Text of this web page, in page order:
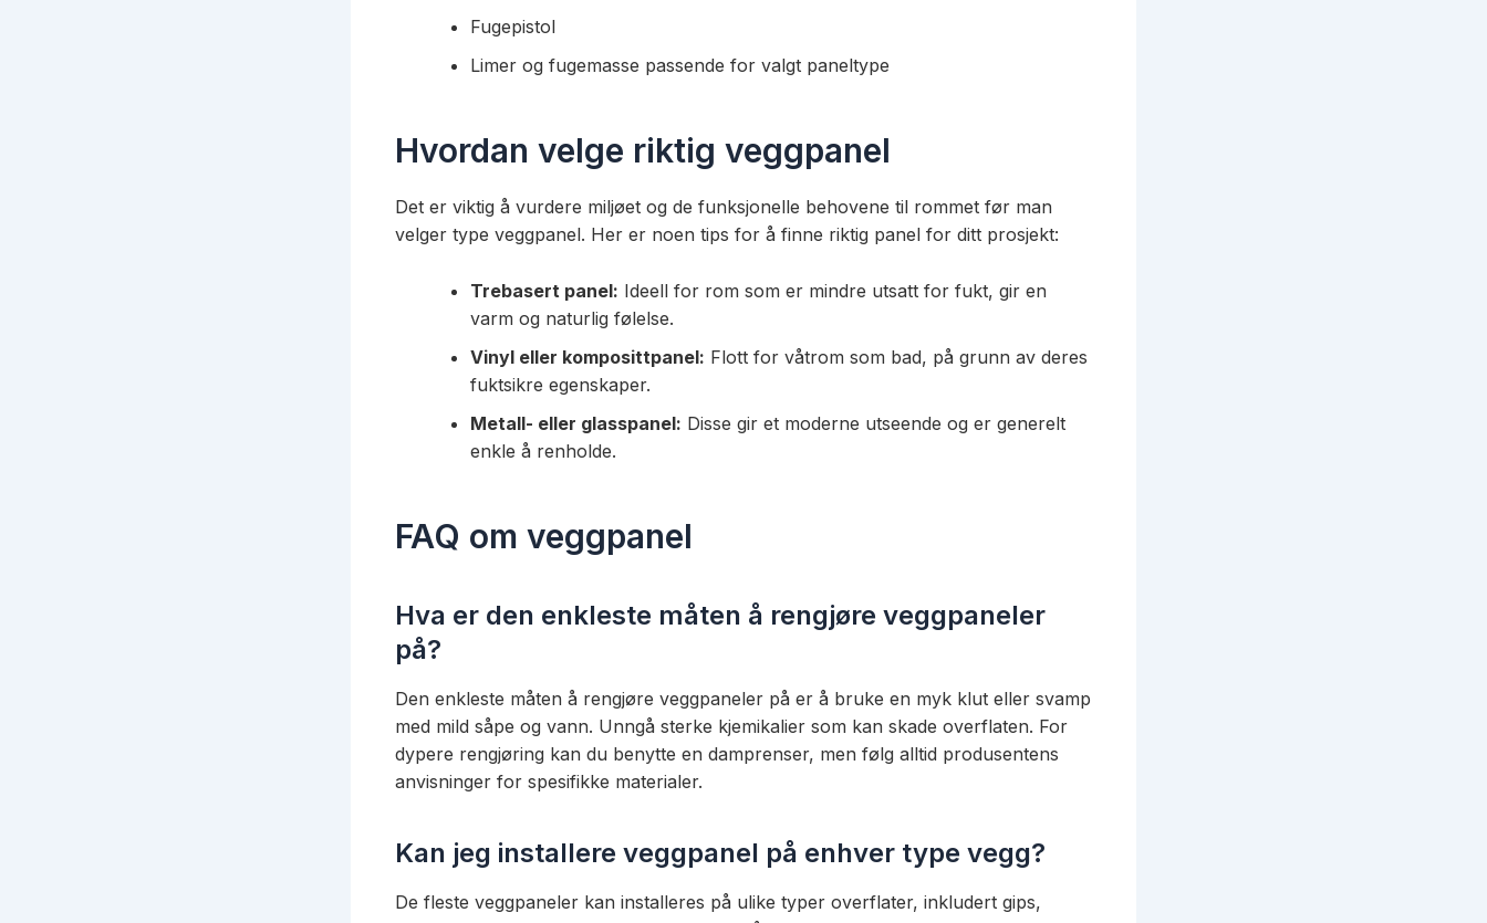
Fugepistol
Limer og fugemasse passende for valgt paneltype
Hvordan velge riktig veggpanel
Det er viktig å vurdere miljøet og de funksjonelle behovene til rommet før man
velger type veggpanel. Her er noen tips for å finne riktig panel for ditt prosjekt:
Trebasert panel: Ideell for rom som er mindre utsatt for fukt, gir en
varm og naturlig følelse.
Vinyl eller komposittpanel: Flott for våtrom som bad, på grunn av deres
fuktsikre egenskaper.
Metall- eller glasspanel: Disse gir et moderne utseende og er generelt
enkle å renholde.
FAQ om veggpanel
Hva er den enkleste måten å rengjøre veggpaneler
på?
Den enkleste måten å rengjøre veggpaneler på er å bruke en myk klut eller svamp
med mild såpe og vann. Unngå sterke kjemikalier som kan skade overflaten. For
dypere rengjøring kan du benytte en damprenser, men følg alltid produsentens
anvisninger for spesifikke materialer.
Kan jeg installere veggpanel på enhver type vegg?
De fleste veggpaneler kan installeres på ulike typer overflater, inkludert gips,